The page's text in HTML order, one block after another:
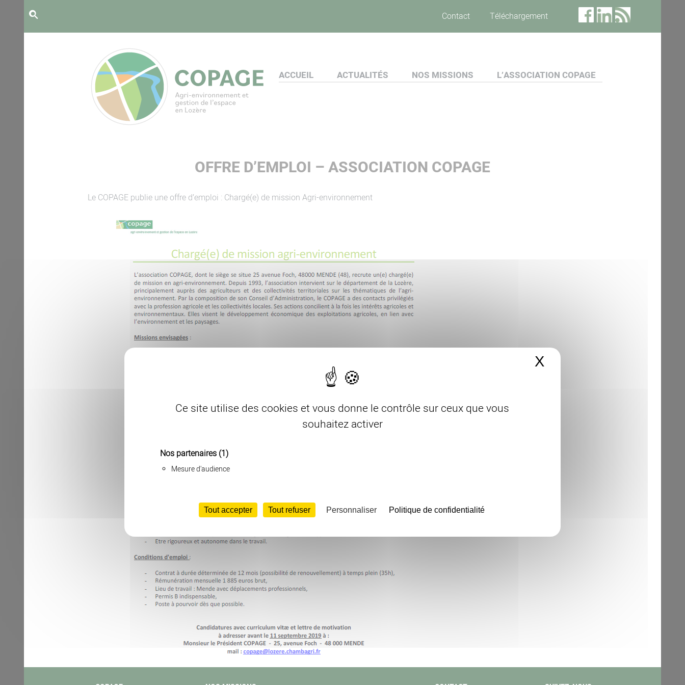
Ce site utilise des cookies et vous donne le contrôle sur ceux que vous
souhaitez activer
Nos partenaires (1)
Mesure d'audience
Tout accepter Tout refuser Personnaliser Politique de confidentialité
X Masquer le
Contact Téléchargement
ACCUEIL ACTUALITÉS NOS MISSIONS L’ASSOCIATION COPAGE
OFFRE D’EMPLOI – ASSOCIATION COPAGE
Le COPAGE publie une offre d’emploi : Chargé(e) de mission Agri-environnement